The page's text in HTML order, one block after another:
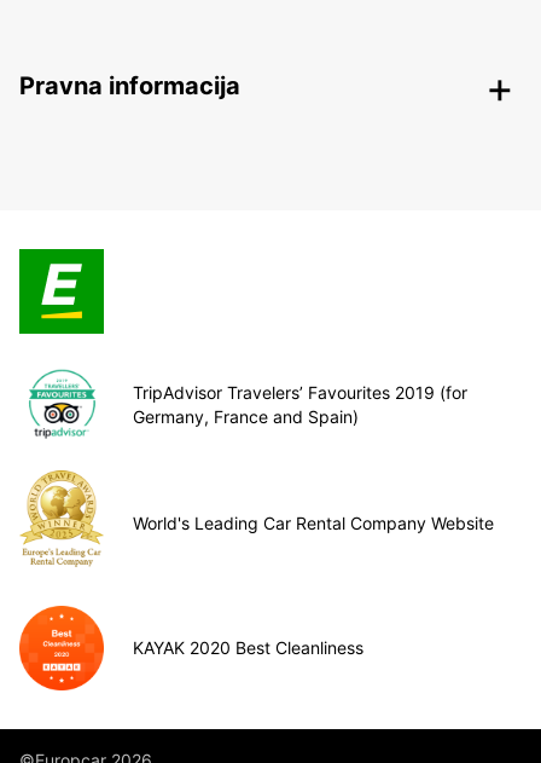
Pravna informacija
TripAdvisor Travelers’ Favourites 2019 (for
Germany, France and Spain)
World's Leading Car Rental Company Website
KAYAK 2020 Best Cleanliness